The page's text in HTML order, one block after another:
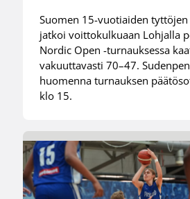
Suomen 15-vuotiaiden
jatkoi voittokulkuaan Lohjalla
Nordic Open -turnauksessa
vakuuttavasti 70–47.
huomenna turnauksen
klo 15.